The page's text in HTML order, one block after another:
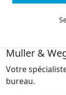
Muller &
Votre
bureau.